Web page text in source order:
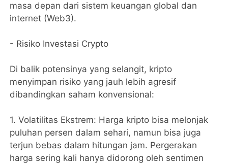
masa depan dari sistem keuangan global dan
internet (Web3).
- ​Risiko Investasi Crypto
Di balik potensinya yang selangit, kripto
menyimpan risiko yang jauh lebih agresif
dibandingkan saham konvensional:
1. ​Volatilitas Ekstrem: Harga kripto bisa melonjak
puluhan persen dalam sehari, namun bisa juga
terjun bebas dalam hitungan jam. Pergerakan
harga sering kali hanya didorong oleh sentimen